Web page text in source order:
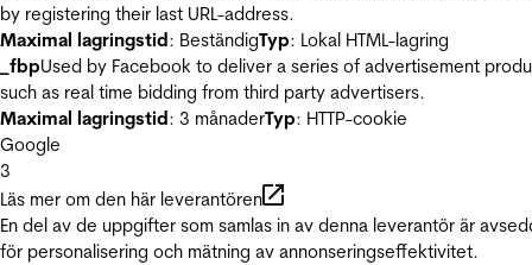
by registering their last URL-address.
Maximal lagringstid: BeständigTyp: Lokal HTML-lagring
_fbpUsed by Facebook to deliver a series of advertisement
such as real time bidding from third party advertisers.
Maximal lagringstid: 3 månaderTyp: HTTP-cookie
Google
3
Läs mer om den här leverantören
En del av de uppgifter som samlas in av denna leverantör är
för personalisering och mätning av annonseringseffektivitet.